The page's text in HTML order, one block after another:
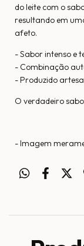
do leite com o
resultando em
afeto.
- Sabor intenso e
- Combinação
- Produzido
O verdadeiro
- Imagem